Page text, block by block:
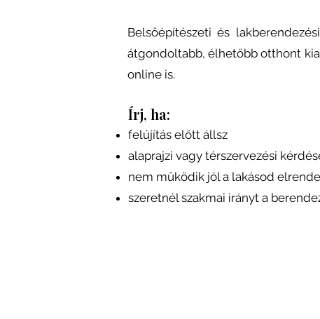
Belsőépítészeti és
átgondoltabb, élhetőbb otthont
online is.
Írj, ha:
felújítás előtt állsz
alaprajzi vagy térszervezési
nem működik jól a lakásod
szeretnél szakmai irányt a